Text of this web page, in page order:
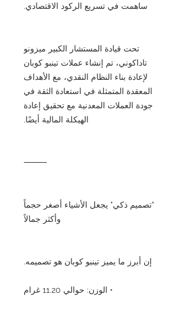
ساهمت في تسريع الركود الاقتصادي.
تحت قيادة المستشار الكبير ميزونو
تاداكوني، تم إنشاء عملات تينبو كوبان
لإعادة بناء النظام النقدي، مع الأهداف
المعقدة المتمثلة في استعادة الثقة في
جودة العملات المعدنية مع تحقيق إعادة
الهيكلة المالية أيضًا.
⸻
"تصميم ذكي" يجعل الأشياء أصغر حجماً
وأكثر جمالاً
إن أبرز ما يميز تينبو كوبان هو تصميمه.
• الوزن: حوالي 11.20 غرام